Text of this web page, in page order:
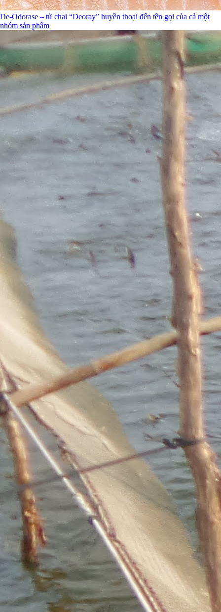
De-Odorase – từ chai “Deoray” huyền thoại đến tên gọi của cả một
nhóm sản phẩm